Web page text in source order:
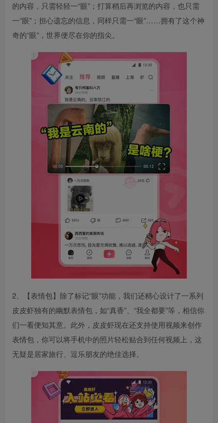
的内容，只需轻轻一“眼”；打算稍后再浏览的内容，也只需
一“眼”；担心遗忘的信息，同样只需一“眼”……拥有了这个神
奇的“眼”，世界便尽在你的指尖。
2、【表情包】除了标记“眼”功能，我们还精心设计了一系列
皮皮虾独有的幽默表情包，如“真香”、“我全都要”等，相信你
们一看便知其意。此外，皮皮虾现在还支持使用视频来创作
表情包，你可以将手机中的照片轻松贴合到任何视频上，这
无疑是居家旅行、逗乐朋友的绝佳选择。